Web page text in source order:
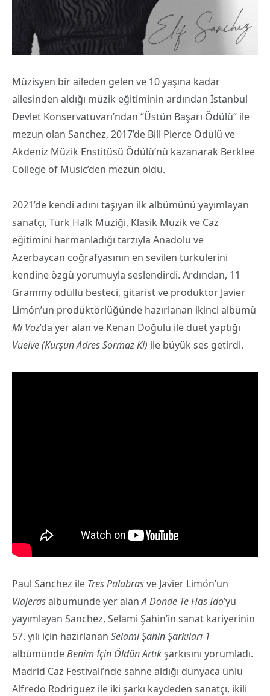
Müzisyen bir aileden gelen ve 10 yaşına kadar
ailesinden aldığı müzik eğitiminin ardından İstanbul
Devlet Konservatuvarı’ndan “Üstün Başarı Ödülü” ile
mezun olan Sanchez, 2017’de Bill Pierce Ödülü ve
Akdeniz Müzik Enstitüsü Ödülü’nü kazanarak Berklee
College of Music’den mezun oldu.
2021’de kendi adını taşıyan ilk albümünü yayımlayan
sanatçı, Türk Halk Müziği, Klasik Müzik ve Caz
eğitimini harmanladığı tarzıyla Anadolu ve
Azerbaycan coğrafyasının en sevilen türkülerini
kendine özgü yorumuyla seslendirdi. Ardından, 11
Grammy ödüllü besteci, gitarist ve prodüktör Javier
Limón’un prodüktörlüğünde hazırlanan ikinci albümü
Mi Voz’da yer alan ve Kenan Doğulu ile düet yaptığı
Vuelve (Kurşun Adres Sormaz Ki) ile büyük ses getirdi.
Paul Sanchez ile Tres Palabrasve Javier Limón’un
Viajerasalbümünde yer alanA Donde Te Has Ido’yu
yayımlayan Sanchez, Selami Şahin’in sanat kariyerinin
57. yılı için hazırlanan Selami Şahin Şarkıları 1
albümündeBenim İçin Öldün Artıkşarkısını yorumladı.
Madrid Caz Festivali’nde sahne aldığı dünyaca ünlü
Alfredo Rodriguez ile iki şarkı kaydeden sanatçı, ikili